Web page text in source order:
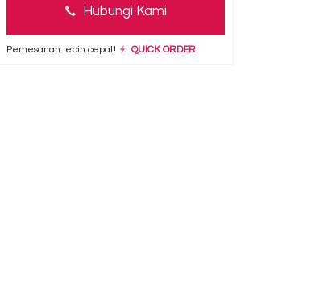
Hubungi Kami
Pemesanan lebih cepat! QUICK ORDER